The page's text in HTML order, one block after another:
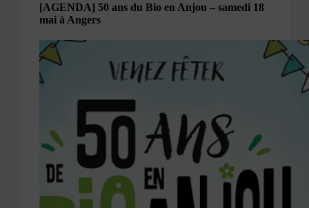
[AGENDA] 50 ans du Bio en Anjou – samedi 18
mai à Angers